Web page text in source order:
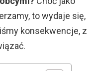
to wydaje się,
konsekwencje, z